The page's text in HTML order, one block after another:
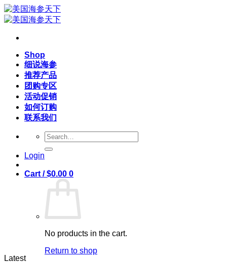
Skip
to
content
Shop
细说海参
推荐产品
团购专区
活动促销
如何订购
联系我们
Search
for:
Login
Cart /$0.00 0
No products in the cart.
Return to shop
Latest